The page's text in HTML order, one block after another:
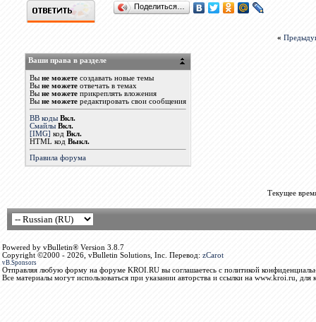
Поделиться…
«
Ваши права в разделе
Вы не можетесоздавать новые темы
Вы не можетеотвечать в темах
Вы не можетеприкреплять вложения
Вы не можетередактировать свои сообщения
BB коды Вкл.
Смайлы Вкл.
[IMG] код Вкл.
HTML код Выкл.
Правила форума
Текущее
Powered by vBulletin® Version 3.8.7
Copyright ©2000 - 2026, vBulletin Solutions, Inc. Перевод: zCarot
vB.Sponsors
Отправляя любую форму на форуме KROI.RU вы соглашаетесь с политикой
Все материалы могут использоваться при указании авторства и ссылки на www.kroi.ru, для